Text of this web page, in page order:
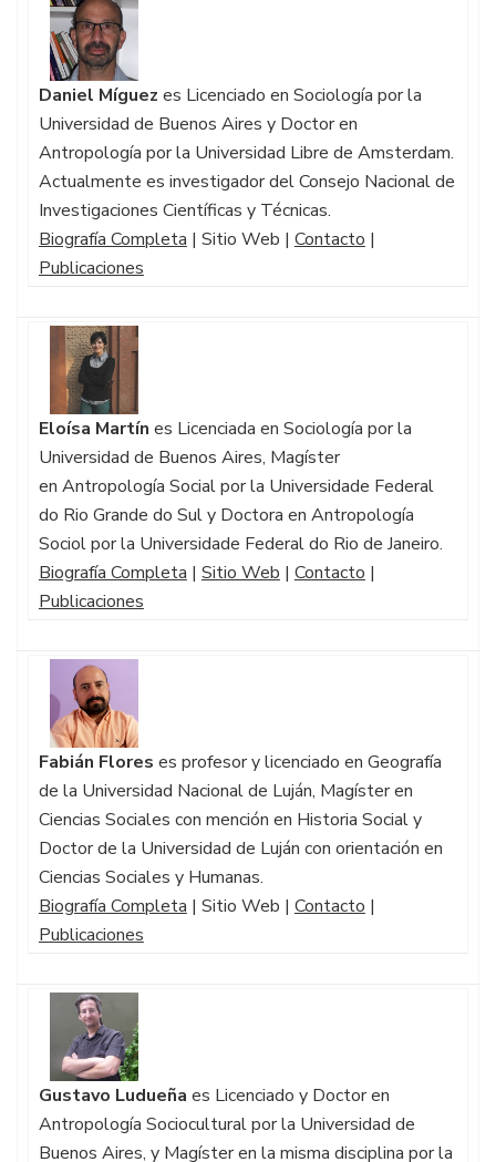
Daniel Míguez es Licenciado en Sociología por la
Universidad de Buenos Aires y Doctor en
Antropología por la Universidad Libre de Amsterdam.
Actualmente es investigador del Consejo Nacional de
Investigaciones Científicas y Técnicas.
Biografía Completa | Sitio Web | Contacto |
Publicaciones
Eloísa Martín es Licenciada en Sociología por la
Universidad de Buenos Aires, Magíster
en Antropología Social por la Universidade Federal
do Rio Grande do Sul y Doctora en Antropología
Sociol por la Universidade Federal do Rio de Janeiro.
Biografía Completa | Sitio Web | Contacto |
Publicaciones
Fabián Flores es profesor y licenciado en Geografía
de la Universidad Nacional de Luján, Magíster en
Ciencias Sociales con mención en Historia Social y
Doctor de la Universidad de Luján con orientación en
Ciencias Sociales y Humanas.
Biografía Completa | Sitio Web | Contacto |
Publicaciones
Gustavo Ludueña es Licenciado y Doctor en
Antropología Sociocultural por la Universidad de
Buenos Aires, y Magíster en la misma disciplina por la